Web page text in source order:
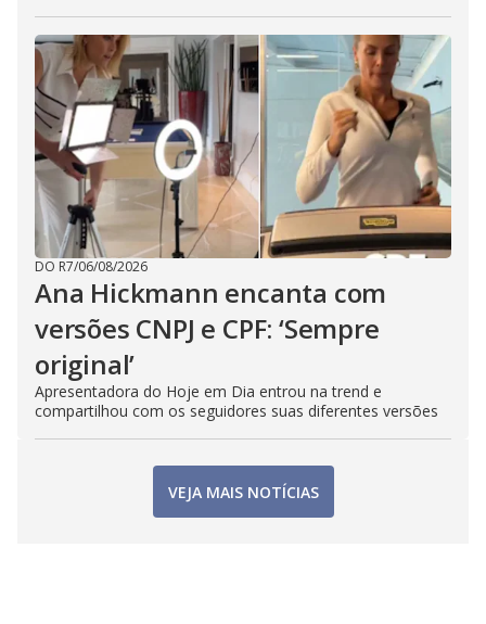
DO R7/06/08/2026
Ana Hickmann encanta com
versões CNPJ e CPF: ‘Sempre
original’
Apresentadora do Hoje em Dia entrou na trend e
compartilhou com os seguidores suas diferentes versões
VEJA MAIS NOTÍCIAS